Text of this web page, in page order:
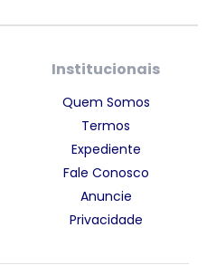
Institucionais
Quem Somos
Termos
Expediente
Fale Conosco
Anuncie
Privacidade